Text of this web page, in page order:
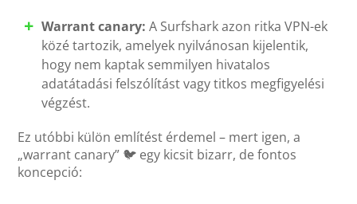
Warrant canary: A Surfshark azon ritka VPN-ek
közé tartozik, amelyek nyilvánosan kijelentik,
hogy nem kaptak semmilyen hivatalos
adatátadási felszólítást vagy titkos megfigyelési
végzést.
Ez utóbbi külön említést érdemel – mert igen, a
„warrant canary” 🐦 egy kicsit bizarr, de fontos
koncepció: